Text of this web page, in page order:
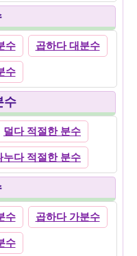
수 곱하다 대분수
수
수
덜다 적절한 분수
누다 적절한 분수
수 곱하다 가분수
수